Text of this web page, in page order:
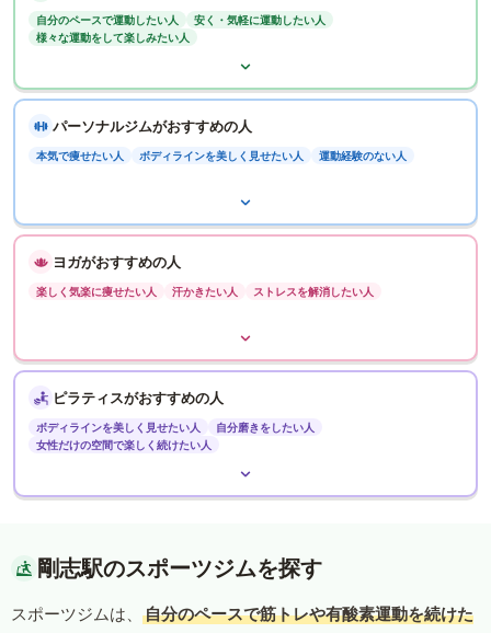
自分のペースで運動したい人
安く・気軽に運動したい人
様々な運動をして楽しみたい人
パーソナルジムがおすすめの人
本気で痩せたい人 ボディラインを美しく見せたい人 運動経験のない人
ヨガがおすすめの人
楽しく気楽に痩せたい人 汗かきたい人 ストレスを解消したい人
ピラティスがおすすめの人
ボディラインを美しく見せたい人
自分磨きをしたい人
女性だけの空間で楽しく続けたい人
剛志駅のスポーツジムを探す
スポーツジムは、
自分のペースで筋トレや有酸素運動を続けた